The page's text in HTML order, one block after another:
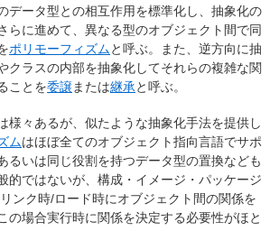
データ型との相互作用を標準化し、 抽象化の
らに進めて、異なる型のオブジェクト間で同
ポリモーフィズムと呼ぶ。また、逆方向に抽
クラスの内部を抽象化してそれらの複雑な関
ことを委譲または継承と呼ぶ。
様々あるが、似たような抽象化手法を提供し
ムはほぼ全てのオブジェクト指向言語でサポ
るいは同じ役割を持つデータ型の置換なども
的ではないが、構成・イメージ・パッケージ
ンク時/ロード時にオブジェクト間の関係を
の場合実行時に関係を決定する必要性がほと